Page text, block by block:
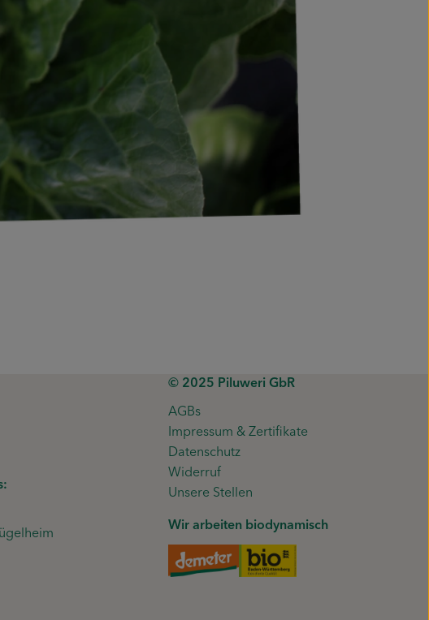
© 2025 Piluweri GbR
AGBs
Impressum & Zertifikate
Datenschutz
Widerruf
Unsere Stellen
Wir arbeiten biodynamisch
Externer Link zu https://